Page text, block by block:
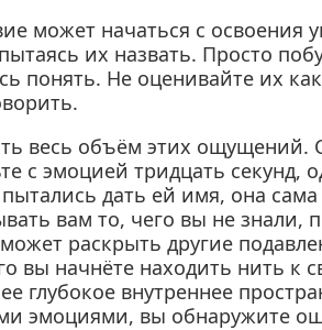
может начаться с освоения
их назвать. Просто
понять. Не оценивайте их
весь объём этих ощущений.
с эмоцией тридцать секунд,
дать ей имя, она сама
вам то, чего вы не знали,
раскрыть другие
вы начнёте находить нить к
глубокое внутреннее
эмоциями, вы обнаружите